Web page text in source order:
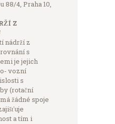
88/4, Praha 10,
Z
nádrží z
s
je jejich
vozní
s
(rotační
žádné spoje
a tím i